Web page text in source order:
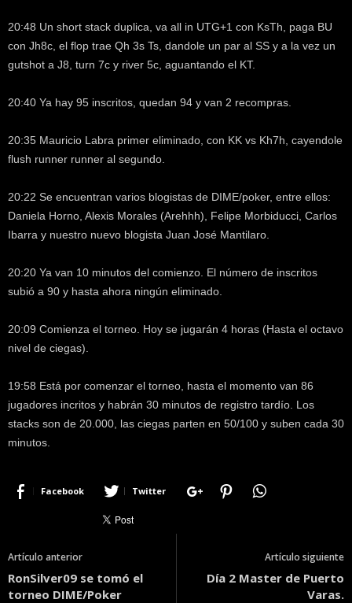
20:48 Un short stack duplica, va all in UTG+1 con KsTh, paga BU
con Jh8c, el flop trae Qh 3s Ts, dandole un par al SS y a la vez un
gutshot a J8, turn 7c y river 5c, aguantando el KT.
20:40 Ya hay 95 inscritos, quedan 94 y van 2 recompras.
20:35 Mauricio Labra primer eliminado, con KK vs Kh7h, cayendole
flush runner runner al segundo.
20:22 Se encuentran varios blogistas de DIME/poker, entre ellos:
Daniela Horno, Alexis Morales (Arehhh), Felipe Morbiducci, Carlos
Ibarra y nuestro nuevo blogista Juan José Mantilaro.
20:20 Ya van 10 minutos del comienzo. El número de inscritos
subió a 90 y hasta ahora ningún eliminado.
20:09 Comienza el torneo. Hoy se jugarán 4 horas (Hasta el octavo
nivel de ciegas).
19:58 Está por comenzar el torneo, hasta el momento van 86
jugadores incritos y habrán 30 minutos de registro tardío. Los
stacks son de 20.000, las ciegas parten en 50/100 y suben cada 30
minutos.
Facebook Twitter
Artículo anterior
RonSilver09 se tomó el
torneo DIME/Poker
Artículo siguiente
Día 2 Master de Puerto
Varas.